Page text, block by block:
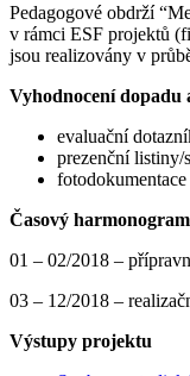
Pedagogové obdrží
v rámci ESF projektů
jsou realizovány v
Vyhodnocení dopadu
evaluační
prezenční listiny/
fotodokumentace
Časový
01 – 02/2018 –
03 – 12/2018 –
Výstupy projektu